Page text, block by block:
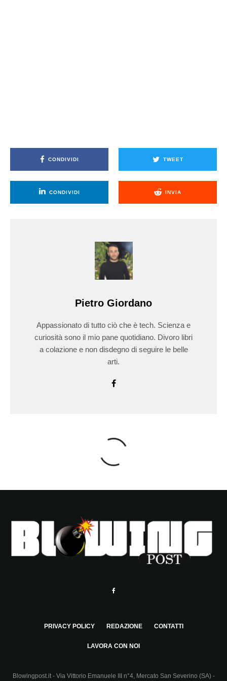
CONDIVIDI TWEET
CONDIVIDI INVIA
Pietro Giordano
Appassionato di tutto ciò che è tech. Scienza e
curiosità sono il mio pane quotidiano. Divoro libri
a colazione e non disdegno di seguire le belle
arti.
PRIVACY POLICY REDAZIONE CONTATTI
LAVORA CON NOI
Blowingpost.it - Via Vittorio Emanuele III n°4, Mercato San Severino (SA) -